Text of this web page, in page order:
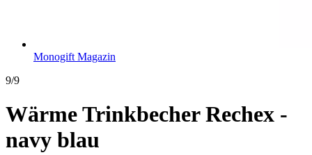
Monogift Magazin
9/9
Wärme Trinkbecher Rechex -
navy blau